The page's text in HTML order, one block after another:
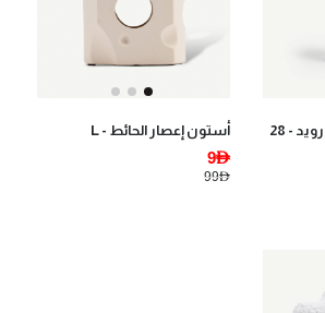
مزهرية سيراميك من رويد - 28
أستون إعصار الحائط - L
9AED
99AED